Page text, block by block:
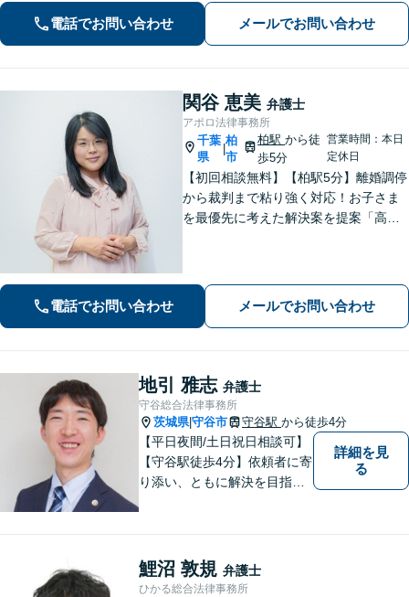
通事故 など【柏駅5分】
電話でお問い合わせ メールでお問い合わせ
関谷 恵美 弁護士
アポロ法律事務所
千葉
県
|
柏
市
柏駅から徒
歩5分
営業時間：本日
定休日
【初回相談無料】【柏駅5分】離婚調停
から裁判まで粘り強く対応！お子さま
を最優先に考えた解決案を提案「高齢
日・夜間面談可】【分割・後払い対
応】
電話でお問い合わせ メールでお問い合わせ
地引 雅志 弁護士
守谷総合法律事務所
茨城県|守谷市 守谷駅 から徒歩4分
【平日夜間/土日祝日相談可】
【守谷駅徒歩4分】依頼者に寄
り添い、ともに解決を目指し
詳細を見
る
鯉沼 敦規 弁護士
ひかる総合法律事務所